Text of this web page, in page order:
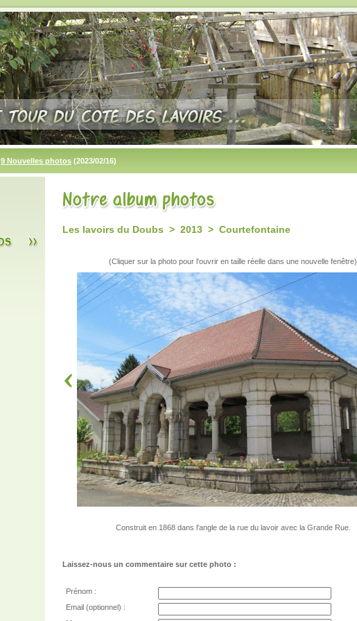
9 Nouvelles photos (2023/02/16)
Les lavoirs du Doubs > 2013 > Courtefontaine
(Cliquer sur la photo pour l'ouvrir en taille réelle dans une nouvelle fenêtre)
Construit en 1868 dans l'angle de la rue du lavoir avec la Grande Rue.
Laissez-nous un commentaire sur cette photo :
Prénom :
Email (optionnel) :